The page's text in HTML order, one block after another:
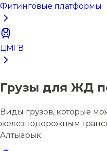
Фитинговые платформы
ЦМГВ
Грузы для ЖД
Виды грузов, которые
железнодорожным
Алтыарык